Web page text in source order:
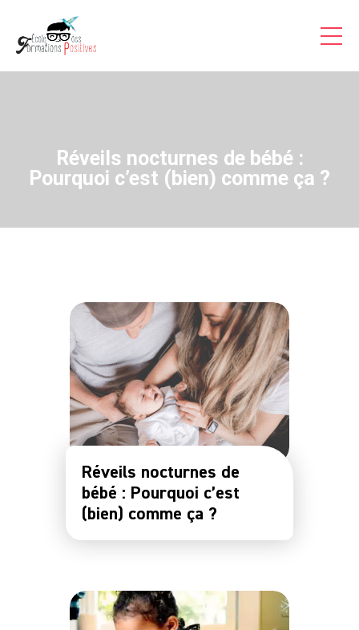
Réveils nocturnes de bébé :
Pourquoi c’est (bien) comme ça ?
Réveils nocturnes de
bébé : Pourquoi c’est
(bien) comme ça ?
Témoignages Vidéo
Accès
Stagiaire
Notre
Communauté